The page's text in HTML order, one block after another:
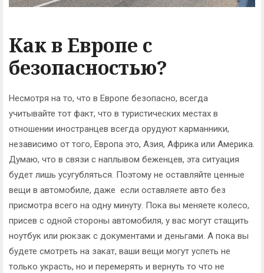
Как в Европе с
безопасностью?
Несмотря на то, что в Европе безопасно, всегда
учитывайте тот факт, что в туристических местах в
отношении иностранцев всегда орудуют карманники,
независимо от того, Европа это, Азия, Африка или Америка.
Думаю, что в связи с наплывом беженцев, эта ситуация
будет лишь усугубляться. Поэтому не оставляйте ценные
вещи в автомобиле, даже если оставляете авто без
присмотра всего на одну минуту. Пока вы меняете колесо,
присев с одной стороны автомобиля, у вас могут стащить
ноутбук или рюкзак с документами и деньгами. А пока вы
будете смотреть на закат, ваши вещи могут успеть не
только украсть, но и перемерять и вернуть то что не